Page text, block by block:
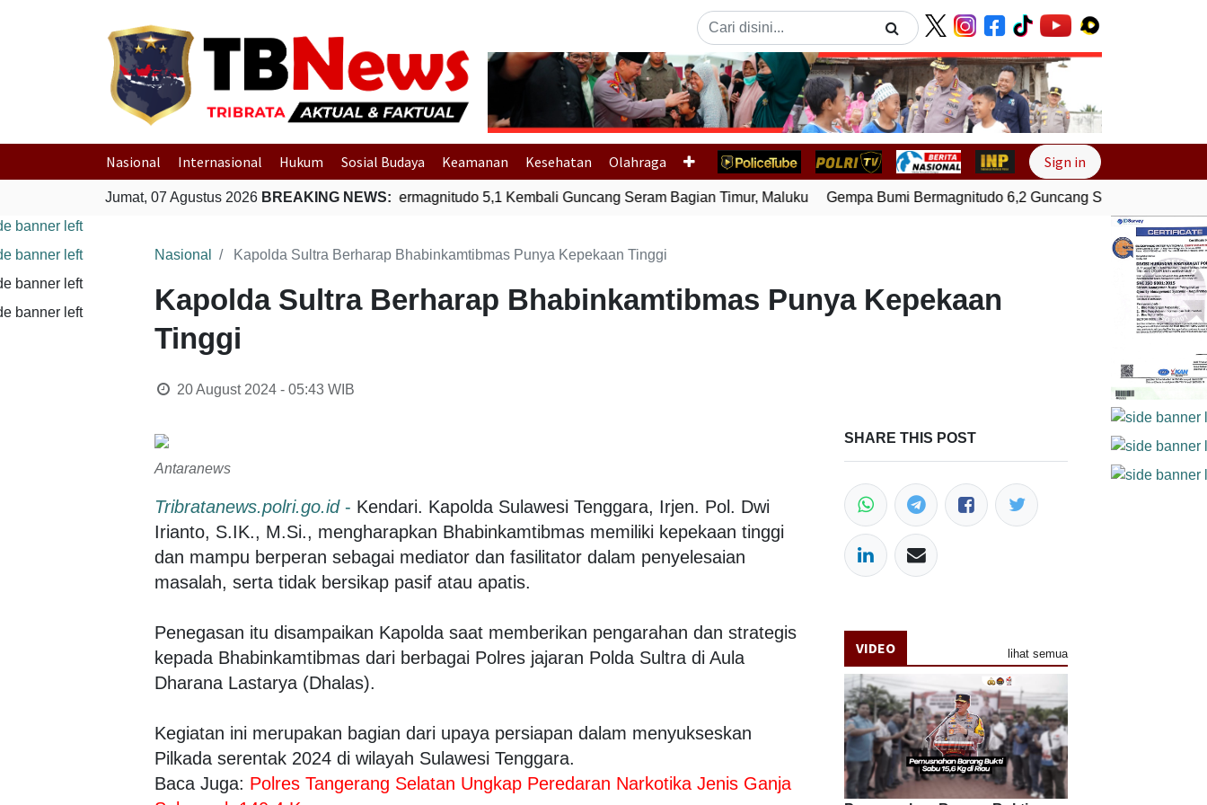
Previous Next
Nasional Internasional Hukum Sosial Budaya Keamanan Kesehatan Olahraga Sign in
Jumat, 07 Agustus 2026 BREAKING NEWS:
Warga Terdampak Banjir di Padang Gempa Bumi Bermagnitudo 5,1 Kembali Guncang Seram Bagian Timur, Maluku Gempa Bumi Bermagnitudo 6,2 Guncang Supiori, Papua
Nasional Kapolda Sultra Berharap Bhabinkamtibmas Punya Kepekaan Tinggi
Kapolda Sultra Berharap Bhabinkamtibmas Punya Kepekaan
Tinggi
20 August 2024 - 05:43WIB
Antaranews
Tribratanews.polri.go.id- Kendari. Kapolda Sulawesi Tenggara, Irjen. Pol. Dwi
Irianto, S.IK., M.Si., mengharapkan Bhabinkamtibmas memiliki kepekaan tinggi
dan mampu berperan sebagai mediator dan fasilitator dalam penyelesaian
masalah, serta tidak bersikap pasif atau apatis.
Penegasan itu disampaikan Kapolda saat memberikan pengarahan dan strategis
kepada Bhabinkamtibmas dari berbagai Polres jajaran Polda Sultra di Aula
Dharana Lastarya (Dhalas).
Kegiatan ini merupakan bagian dari upaya persiapan dalam menyukseskan
Pilkada serentak 2024 di wilayah Sulawesi Tenggara.
Baca Juga: Polres Tangerang Selatan Ungkap Peredaran Narkotika Jenis Ganja
SHARE THIS POST
VIDEO lihat semua